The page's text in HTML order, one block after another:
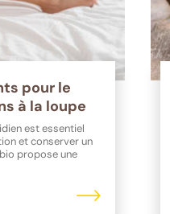
pour le
à la loupe
est essentiel
et conserver un
propose une